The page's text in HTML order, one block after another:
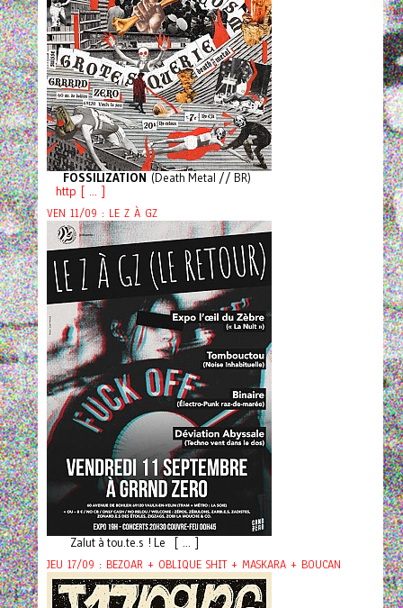
FOSSILIZATION (Death Metal // BR)
http [ ... ]
VEN 11/09 : LE Z À GZ
Zalut à tou.te.s ! Le [ ... ]
JEU 17/09 : BEZOAR + OBLIQUE SHIT + MASKARA + BOUCAN